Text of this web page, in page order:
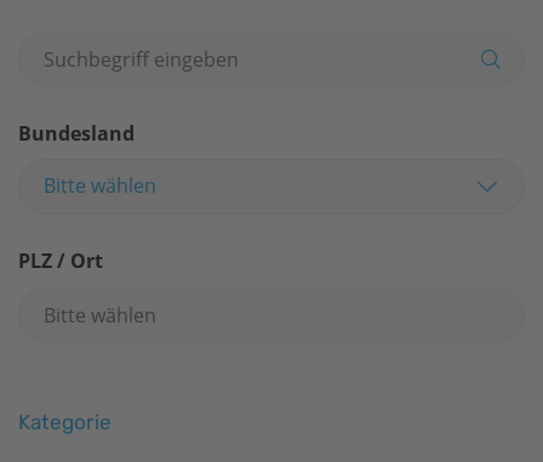
Bundesland
Bitte wählen
PLZ / Ort
Kategorie